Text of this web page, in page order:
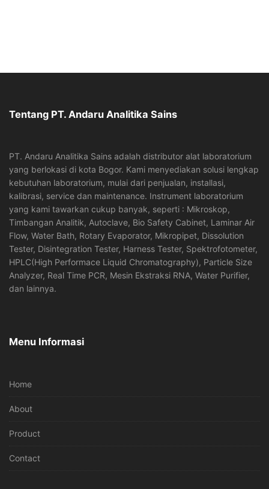
Tentang PT. Andaru Analitika Sains
PT. Andaru Analitika Sains adalah distributor alat laboratorium
yang berlokasi di kota Bogor. Kami menyediakan solusi lengkap
kebutuhan laboratorium, mulai dari penjualan, installasi,
kalibrasi, service dan maintenance. Instrument laboratorium
yang kami tawarkan cukup banyak, seperti : Mikroskop,
Timbangan Analitik, Autoclave, Bio Safety Cabinet, Laminar Air
Flow, Water Bath, Rotary Evaporator, Mikropipet, Dissolution
Tester, Disintegration Tester, Harness Tester, Spektrofotometer,
HPLC(High Performace Liquid Chromatography), Particle Size
Analyzer, Real Time PCR, Mesin Ekstraksi RNA, Water Purifier,
dan lainnya.
Menu Informasi
Home
About
Product
Contact